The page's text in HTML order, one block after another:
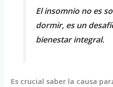
El insomnio no es
dormir, es un
bienestar integral.
Es crucial saber la causa